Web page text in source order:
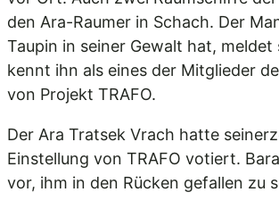
den Ara-Raumer in Schach. Der
Taupin in seiner Gewalt hat, meldet
kennt ihn als eines der Mitglieder
von Projekt TRAFO.
Der Ara Tratsek Vrach hatte
Einstellung von TRAFO votiert.
vor, ihm in den Rücken gefallen zu